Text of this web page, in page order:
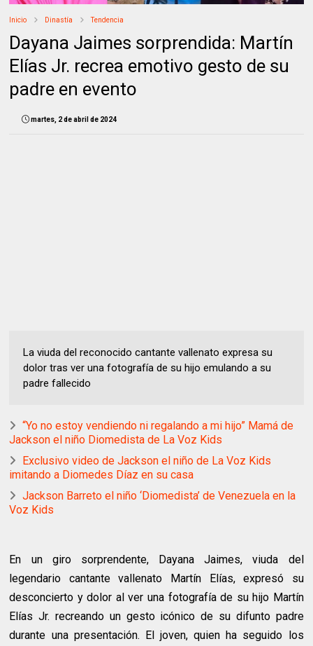
Inicio Dinastía Tendencia
Dayana Jaimes sorprendida: Martín
Elías Jr. recrea emotivo gesto de su
padre en evento
martes, 2 de abril de 2024
La viuda del reconocido cantante vallenato expresa su
dolor tras ver una fotografía de su hijo emulando a su
padre fallecido
“Yo no estoy vendiendo ni regalando a mi hijo” Mamá de
Jackson el niño Diomedista de La Voz Kids
Exclusivo video de Jackson el niño de La Voz Kids
imitando a Diomedes Díaz en su casa
Jackson Barreto el niño ‘Diomedista’ de Venezuela en la
Voz Kids
En un giro sorprendente, Dayana Jaimes, viuda del
legendario cantante vallenato Martín Elías, expresó su
desconcierto y dolor al ver una fotografía de su hijo Martín
Elías Jr. recreando un gesto icónico de su difunto padre
durante una presentación. El joven, quien ha seguido los